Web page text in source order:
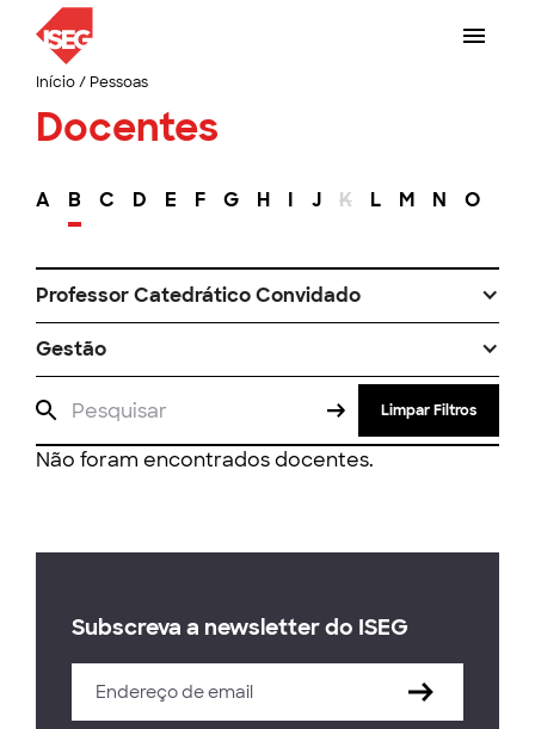
Início/ Pessoas
Docentes
A B C D E F G H I J K L M N O
Professor Catedrático Convidado
Gestão
Limpar Filtros
Não foram encontrados docentes.
Subscreva a newsletter do ISEG